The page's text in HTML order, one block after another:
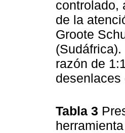
controlado,
de la
Groote
razón de
Tabla 3